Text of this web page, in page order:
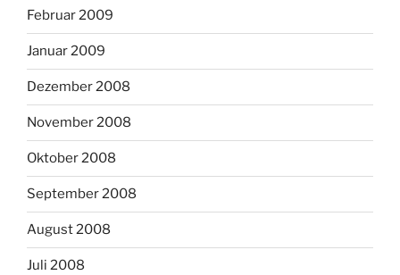
Februar 2009
Januar 2009
Dezember 2008
November 2008
Oktober 2008
September 2008
August 2008
Juli 2008